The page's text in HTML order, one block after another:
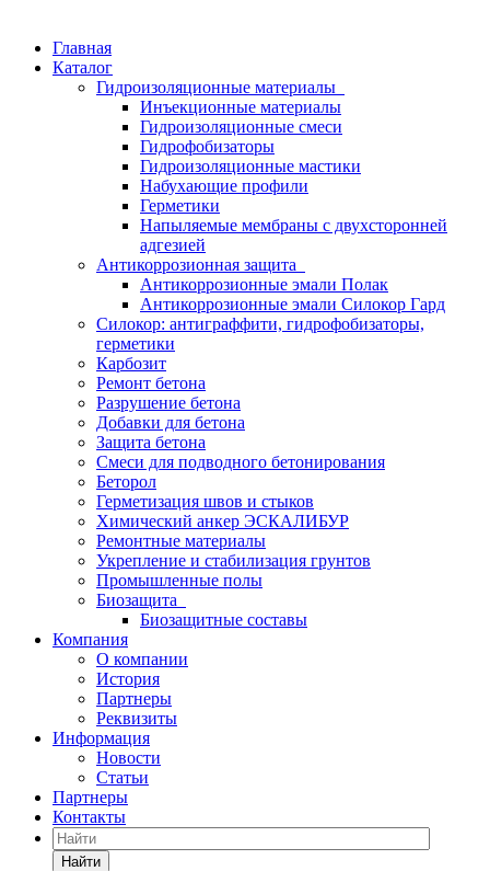
Главная
Каталог
Гидроизоляционные материалы
Инъекционные материалы
Гидроизоляционные смеси
Гидрофобизаторы
Гидроизоляционные мастики
Набухающие профили
Герметики
Напыляемые мембраны с двухсторонней
адгезией
Антикоррозионная защита
Антикоррозионные эмали Полак
Антикоррозионные эмали Силокор Гард
Силокор: антиграффити, гидрофобизаторы,
герметики
Карбозит
Ремонт бетона
Разрушение бетона
Добавки для бетона
Защита бетона
Смеси для подводного бетонирования
Беторол
Герметизация швов и стыков
Химический анкер ЭСКАЛИБУР
Ремонтные материалы
Укрепление и стабилизация грунтов
Промышленные полы
Биозащита
Биозащитные составы
Компания
О компании
История
Партнеры
Реквизиты
Информация
Новости
Статьи
Партнеры
Контакты
Найти